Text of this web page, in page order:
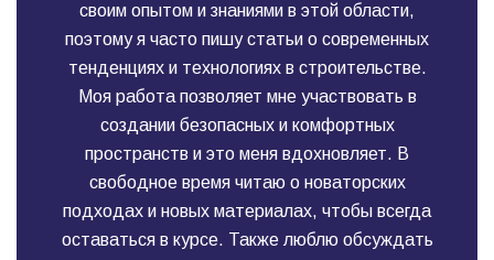
своим опытом и знаниями в этой области,
поэтому я часто пишу статьи о современных
тенденциях и технологиях в строительстве.
Моя работа позволяет мне участвовать в
создании безопасных и комфортных
пространств и это меня вдохновляет. В
свободное время читаю о новаторских
подходах и новых материалах, чтобы всегда
оставаться в курсе. Также люблю обсуждать